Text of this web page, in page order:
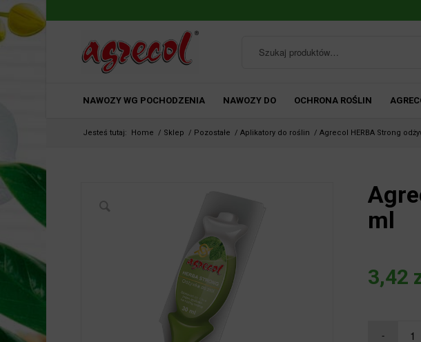
NAWOZY WG POCHODZENIA NAWOZY DO OCHRONA ROŚLIN
Jesteś tutaj: Home / Sklep / Pozostałe / Aplikatory do roślin / Agrecol HERBA Strong
ml
3,42